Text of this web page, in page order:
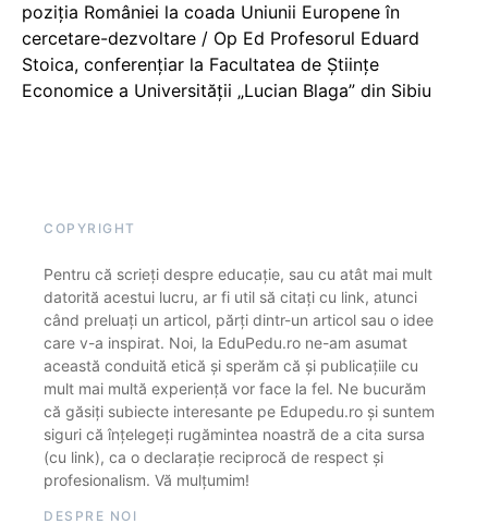
poziția României la coada Uniunii Europene în
cercetare-dezvoltare / Op Ed Profesorul Eduard
Stoica, conferențiar la Facultatea de Științe
Economice a Universității „Lucian Blaga” din Sibiu
COPYRIGHT
Pentru că scrieți despre educație, sau cu atât mai mult
datorită acestui lucru, ar fi util să citați cu link, atunci
când preluați un articol, părți dintr-un articol sau o idee
care v-a inspirat. Noi, la EduPedu.ro ne-am asumat
această conduită etică și sperăm că și publicațiile cu
mult mai multă experiență vor face la fel. Ne bucurăm
că găsiți subiecte interesante pe Edupedu.ro și suntem
siguri că înțelegeți rugămintea noastră de a cita sursa
(cu link), ca o declarație reciprocă de respect și
profesionalism. Vă mulțumim!
DESPRE NOI